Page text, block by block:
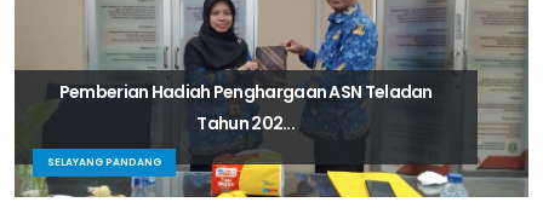
Pemberian Hadiah Penghargaan ASN Teladan
Tahun 202...
SELAYANG PANDANG